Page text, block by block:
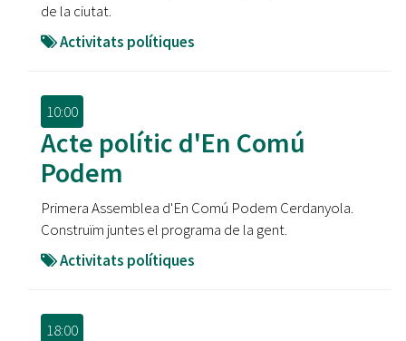
de la ciutat.
Activitats polítiques
10:00
Acte polític d'En Comú
Podem
Primera Assemblea d'En Comú Podem Cerdanyola.
Construïm juntes el programa de la gent.
Activitats polítiques
18:00